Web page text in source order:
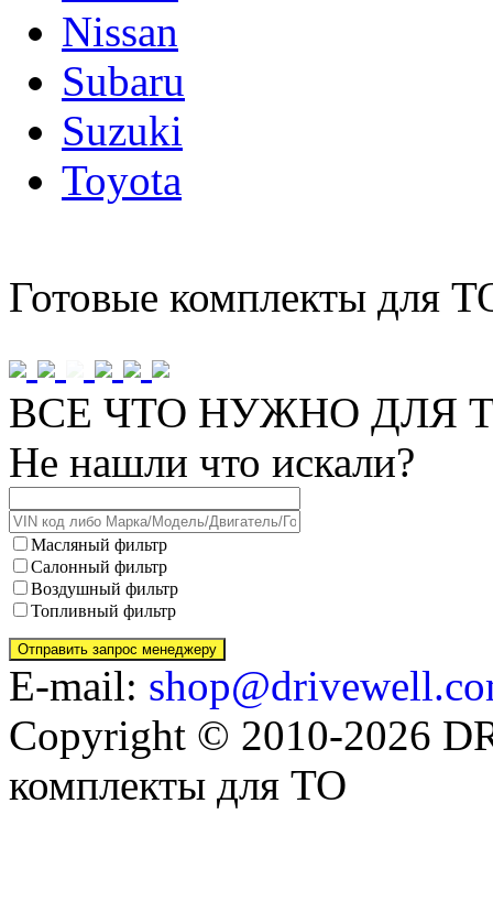
Nissan
Subaru
Suzuki
Toyota
Готовые комплекты для
ВСЕ ЧТО НУЖНО ДЛЯ
Не нашли что искали?
Масляный фильтр
Салонный фильтр
Воздушный фильтр
Топливный фильтр
E-mail:
Copyright © 2010-2026
комплекты для ТО